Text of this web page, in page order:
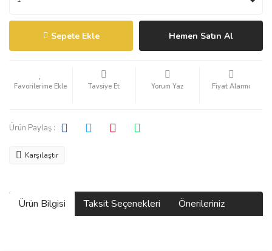
Sepete Ekle Hemen Satın Al
Tavsiye Et Yorum Yaz Fiyat Alarmı
Ürün Paylaş :
Karşılaştır
Ürün Bilgisi Taksit Seçenekleri Önerileriniz